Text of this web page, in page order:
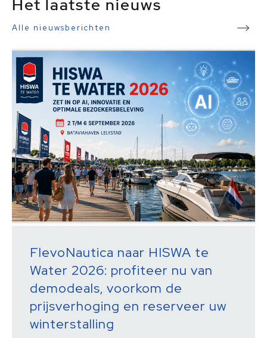
Het laatste nieuws
Alle nieuwsberichten
FlevoNautica naar HISWA te
Water 2026: profiteer nu van
demodeals, voorkom de
prijsverhoging en reserveer uw
winterstalling